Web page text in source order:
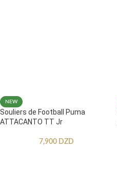
NEW
Souliers de Football Puma
ATTACANTO TT Jr
7,900 DZD